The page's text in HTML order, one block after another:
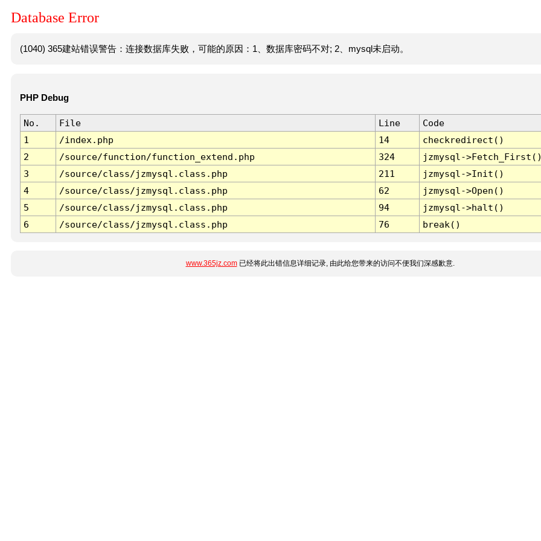
Database Error
(1040) 365建站错误警告：连接数据库失败，可能的原因：1、数据库密码不对; 2、mysql未启动。
PHP Debug
No. File Line
Code
1
/index.php 14
checkredirect()
2
/source/function/function_extend.php 324
jzmysql-
3
/source/class/jzmysql.class.php 211
jzmysql->Init()
4
/source/class/jzmysql.class.php 62
jzmysql->Open()
5
/source/class/jzmysql.class.php 94
jzmysql->halt()
6
/source/class/jzmysql.class.php 76 break()
www.365jz.com已经将此出错信息详细记录, 由此给您带来的访问不便我们深感歉意.